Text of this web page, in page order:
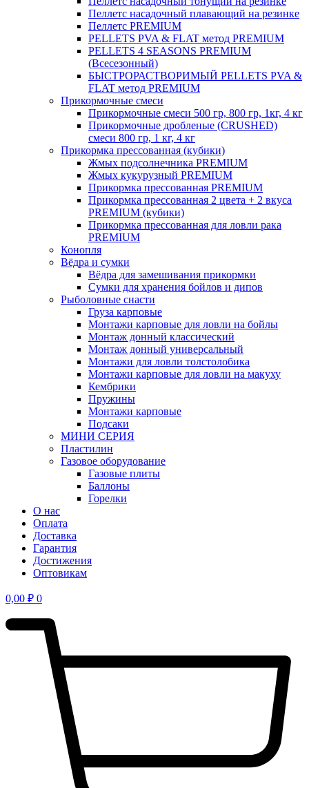
Пеллетс насадочный плавающий на резинке
Пеллетс PREMIUM
PELLETS PVA & FLAT метод PREMIUM
PELLETS 4 SEASONS PREMIUM
(Всесезонный)
БЫСТРОРАСТВОРИМЫЙ PELLETS PVA &
FLAT метод PREMIUM
Прикормочные смеси
Прикормочные смеси 500 гр, 800 гр, 1кг, 4 кг
Прикормочные дробленые (CRUSHED)
смеси 800 гр, 1 кг, 4 кг
Прикормка прессованная (кубики)
Жмых подсолнечника PREMIUM
Жмых кукурузный PREMIUM
Прикормка прессованная PREMIUM
Прикормка прессованная 2 цвета + 2 вкуса
PREMIUM (кубики)
Прикормка прессованная для ловли рака
PREMIUM
Конопля
Вёдра и сумки
Вёдра для замешивания прикормки
Сумки для хранения бойлов и дипов
Рыболовные снасти
Груза карповые
Монтажи карповые для ловли на бойлы
Монтаж донный классический
Монтаж донный универсальный
Монтажи для ловли толстолобика
Монтажи карповые для ловли на макуху
Кембрики
Пружины
Монтажи карповые
Подсаки
МИНИ СЕРИЯ
Пластилин
Газовое оборудование
Газовые плиты
Баллоны
Горелки
О нас
Оплата
Доставка
Гарантия
Достижения
Оптовикам
0,00 ₽ 0